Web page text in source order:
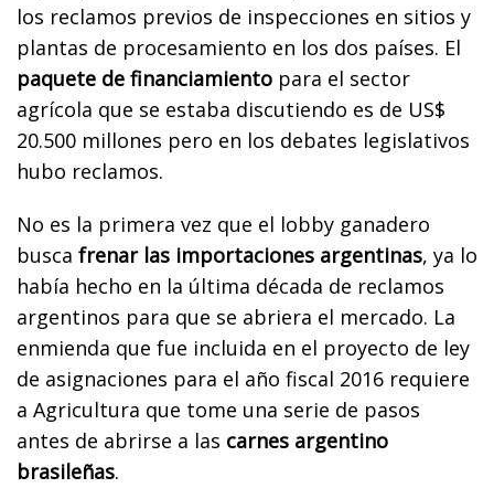
los reclamos previos de inspecciones en sitios y
plantas de procesamiento en los dos países. El
paquete de financiamiento para el sector
agrícola que se estaba discutiendo es de US$
20.500 millones pero en los debates legislativos
hubo reclamos.
No es la primera vez que el lobby ganadero
busca frenar las importaciones argentinas, ya lo
había hecho en la última década de reclamos
argentinos para que se abriera el mercado. La
enmienda que fue incluida en el proyecto de ley
de asignaciones para el año fiscal 2016 requiere
a Agricultura que tome una serie de pasos
antes de abrirse a las carnes argentino
brasileñas.